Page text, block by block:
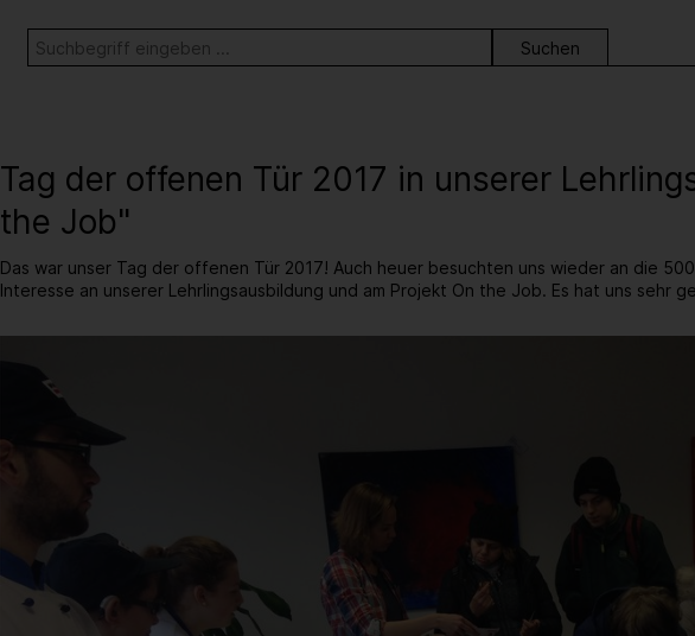
Stichwortsuche
SUCHE
Tag der offenen Tür 2017 in unserer
the Job"
Das war unser Tag der offenen Tür 2017! Auch heuer besuchten uns wieder an die
Interesse an unserer Lehrlingsausbildung und am Projekt On the Job. Es hat uns sehr